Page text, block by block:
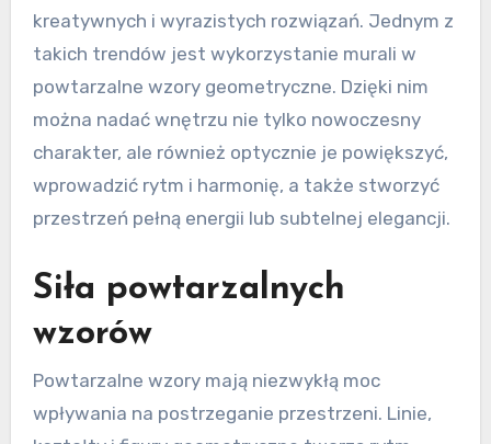
kreatywnych i wyrazistych rozwiązań. Jednym z
takich trendów jest wykorzystanie murali w
powtarzalne wzory geometryczne. Dzięki nim
można nadać wnętrzu nie tylko nowoczesny
charakter, ale również optycznie je powiększyć,
wprowadzić rytm i harmonię, a także stworzyć
przestrzeń pełną energii lub subtelnej elegancji.
Siła powtarzalnych
wzorów
Powtarzalne wzory mają niezwykłą moc
wpływania na postrzeganie przestrzeni. Linie,